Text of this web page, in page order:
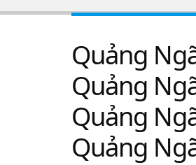
Quảng
Quảng
Quảng
Quảng